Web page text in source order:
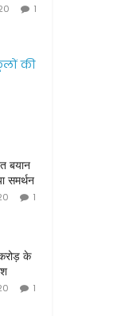
1
बयान
समर्थन
1
के
1